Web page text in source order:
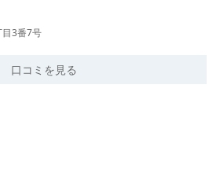
3番7号
口コミを見る